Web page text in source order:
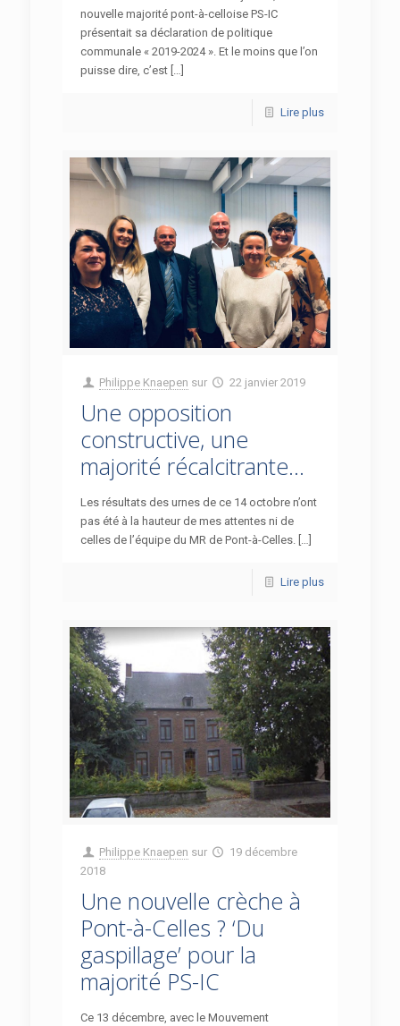
nouvelle majorité pont-à-celloise PS-IC
présentait sa déclaration de politique
communale « 2019-2024 ». Et le moins que l’on
puisse dire, c’est […]
Lire plus
Philippe Knaepen sur 22 janvier 2019
Une opposition
constructive, une
majorité récalcitrante…
Les résultats des urnes de ce 14 octobre n’ont
pas été à la hauteur de mes attentes ni de
celles de l’équipe du MR de Pont-à-Celles. […]
Lire plus
Philippe Knaepen sur
19 décembre
2018
Une nouvelle crèche à
Pont-à-Celles ? ‘Du
gaspillage’ pour la
majorité PS-IC
Ce 13 décembre, avec le Mouvement